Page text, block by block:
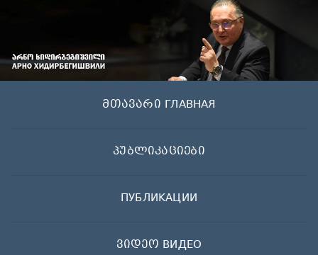
მთავარი ГЛАВНАЯ
პუბლიკაციები
ПУБЛИКАЦИИ
ვიდეო ВИДЕО